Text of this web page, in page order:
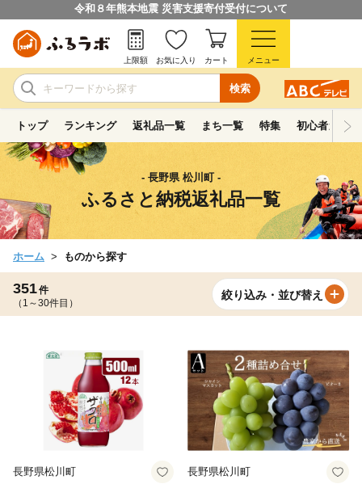
令和８年熊本地震 災害支援寄付受付について
検索
上限額 お気に入り カート メニュー
トップ ランキング 返礼品一覧 まち一覧 特集 初心者ガイド
- 長野県 松川町 -
ふるさと納税返礼品一覧
ホーム ものから探す
351件
（1～30件目）
絞り込み・並び替え
長野県松川町 長野県松川町